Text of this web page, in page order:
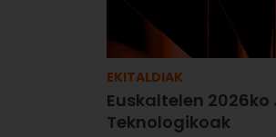
EKITALDIAK
Euskaltelen
Teknologikoak